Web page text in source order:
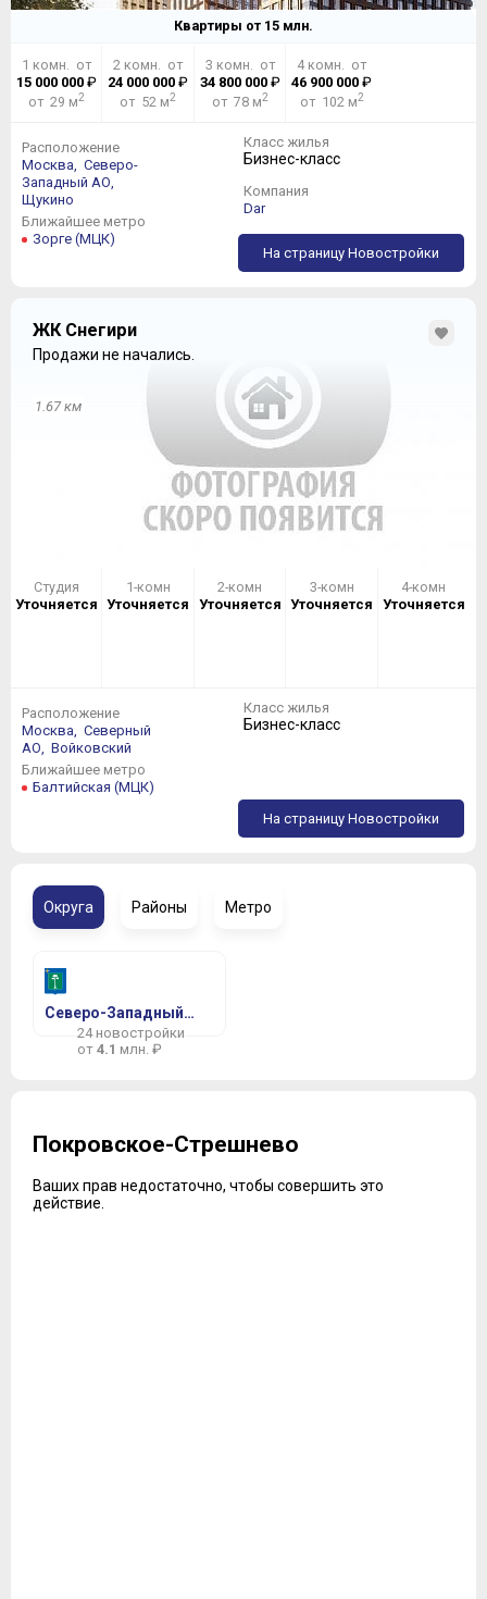
Квартиры от 15 млн.
1 комн. от
15 000 000₽
от 29 м2
2 комн. от
24 000 000 ₽
от 52 м2
3 комн. от
34 800 000₽
от 78 м2
4 комн. от
46 900 000 ₽
от 102 м2
Расположение
Москва, Северо-
Западный АО,
Щукино
Ближайшее метро
Зорге (МЦК)
Класс жилья
Бизнес-класс
Компания
Dar
На страницу Новостройки
ЖК Снегири
Продажи не начались.
1.67 км
Студия
Уточняется
1-комн
Уточняется
2-комн
Уточняется
3-комн
Уточняется
4-комн
Уточняется
Расположение
Москва, Северный
АО, Войковский
Ближайшее метро
Балтийская (МЦК)
Класс жилья
Бизнес-класс
На страницу Новостройки
Округа Районы Метро
Северо-Западный АО
24 новостройки
от 4.1 млн. ₽
Покровское-Стрешнево
Ваших прав недостаточно, чтобы совершить это
действие.